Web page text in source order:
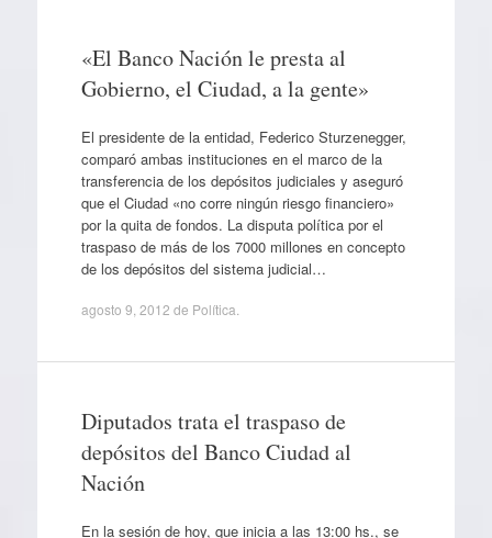
«El Banco Nación le presta al
Gobierno, el Ciudad, a la gente»
El presidente de la entidad, Federico Sturzenegger,
comparó ambas instituciones en el marco de la
transferencia de los depósitos judiciales y aseguró
que el Ciudad «no corre ningún riesgo financiero»
por la quita de fondos. La disputa política por el
traspaso de más de los 7000 millones en concepto
de los depósitos del sistema judicial…
agosto 9, 2012 de Política
Diputados trata el traspaso de
depósitos del Banco Ciudad al
Nación
En la sesión de hoy, que inicia a las 13:00 hs., se